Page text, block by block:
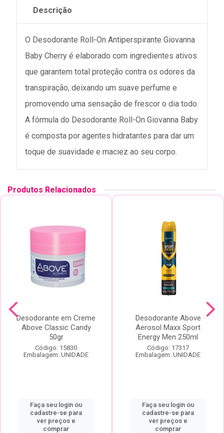
Descrição
O Desodorante Roll-On Antiperspirante Giovanna
Baby Cherry é elaborado com ingredientes ativos
que garantem total proteção contra os odores da
transpiração, deixando um suave perfume e
promovendo uma sensação de frescor o dia todo.
A fórmula do Desodorante Roll-On Giovanna Baby
é composta por agentes hidratantes para dar um
toque de suavidade e maciez ao seu corpo.
Produtos Relacionados
Desodorante em Creme
Above Classic Candy
50gr
Código: 15830
Embalagem: UNIDADE
Faça seu login ou
cadastre-se para
ver preços e
comprar
Desodorante Above
Aerosol Maxx Sport
Energy Men 250ml
Código: 17317
Embalagem: UNIDADE
Faça seu login ou
cadastre-se para
ver preços e
comprar